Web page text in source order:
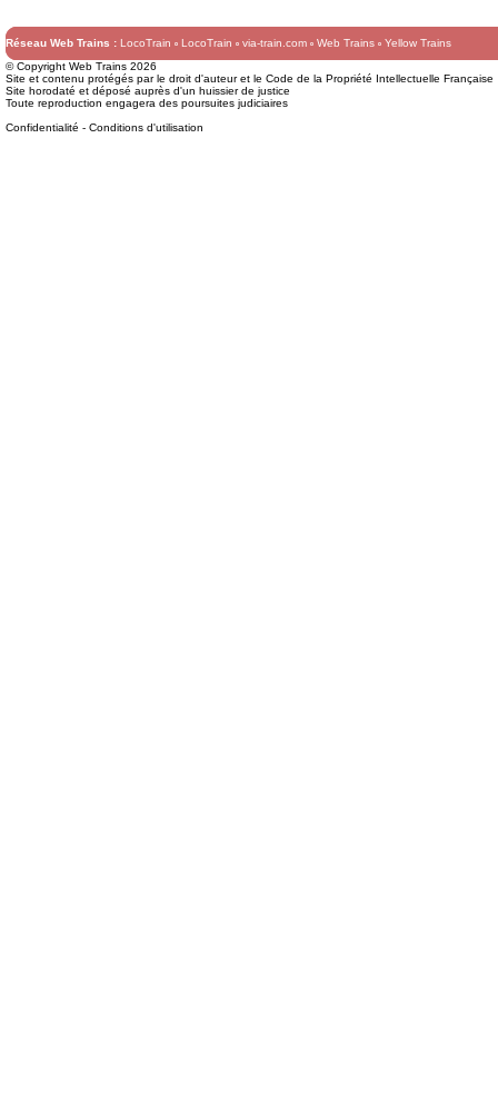
Réseau Web Trains : LocoTrain LocoTrain via-train.com Web Trains
Yellow Trains
© Copyright Web Trains 2026
Site et contenu protégés par le droit d'auteur et le Code de la Propriété Intellectuelle Française
Site horodaté et déposé auprès d'un huissier de justice
Toute reproduction engagera des poursuites judiciaires
Confidentialité - Conditions d'utilisation